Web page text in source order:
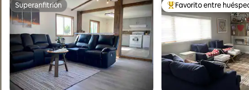
Superanfitrión
Superanfitrión Favorito entre
Favorito entre